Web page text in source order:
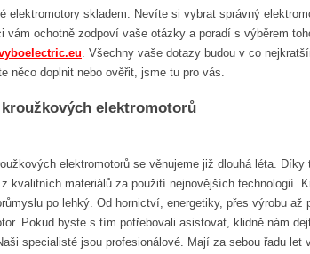
elektromotory skladem. Nevíte si vybrat správný
vám ochotně zodpoví vaše otázky a poradí s výběrem
. Všechny vaše dotazy budou v co
něco doplnit nebo ověřit, jsme tu pro vás.
kroužkových elektromotorů
elektromotorů se věnujeme již dlouhá léta.
kvalitních materiálů za použití nejnovějších technologií.
po lehký. Od hornictví, energetiky, přes výrobu
Pokud byste s tím potřebovali asistovat, klidně nám
specialisté jsou profesionálové. Mají za sebou řadu let